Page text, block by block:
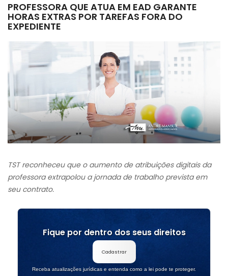
PROFESSORA QUE ATUA EM EAD GARANTE
HORAS EXTRAS POR TAREFAS FORA DO
EXPEDIENTE
TST reconheceu que o aumento de atribuições digitais da
professora extrapolou a jornada de trabalho prevista em
seu contrato.
Fique por dentro dos seus direitos
Cadastrar
Receba atualizações jurídicas e entenda como a lei pode te proteger.